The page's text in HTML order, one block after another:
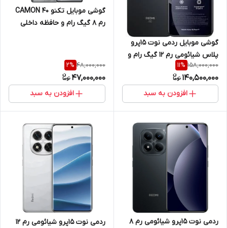
گوشی موبایل ردمی نوت 15پرو
پلاس شیائومی رم 12 گیگ رام و
حافظه داخلی 512 گیگ 5G
158,000,000
11%
140,500,000
افزودن به سبد
گوشی موبایل تکنو 40 CAMON
رم 8 گیگ رام و حافظه داخلی
48,000,000
2%
47,000,000
افزودن به سبد
ردمی نوت 15پرو شیائومی رم 8
ردمی نوت 15پرو شیائومی رم 12